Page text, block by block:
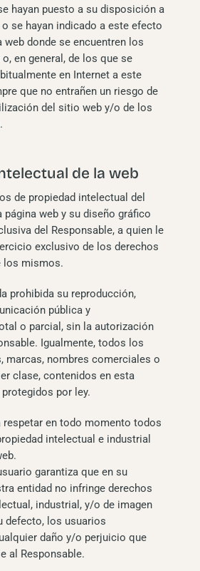
hayan puesto a su disposición a
se hayan indicado a este efecto
web donde se encuentren los
en general, de los que se
en Internet a este
que no entrañen un riesgo de
del sitio web y/o de los
de la web
de propiedad intelectual del
web y su diseño gráfico
del Responsable, a quien le
exclusivo de los derechos
los mismos.
prohibida su reproducción,
pública y
o parcial, sin la autorización
Igualmente, todos los
marcas, nombres comerciales o
clase, contenidos en esta
por ley.
respetar en todo momento todos
intelectual e industrial
garantiza que en su
entidad no infringe derechos
industrial, y/o de imagen
defecto, los usuarios
daño y/o perjuicio que
al Responsable.